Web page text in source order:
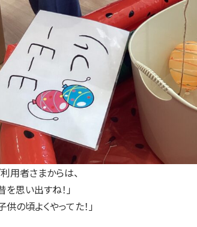
用者さまからは、
を思い出すね！」
供の頃よくやってた！」